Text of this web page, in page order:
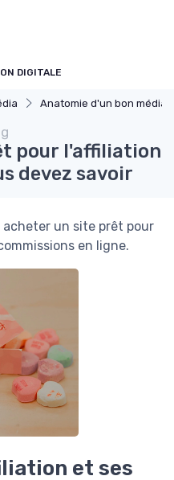
DIGITALE
Anatomie d'un bon média à reprendre
pour l'affiliation
devez savoir
acheter un site prêt pour
en ligne.
et ses